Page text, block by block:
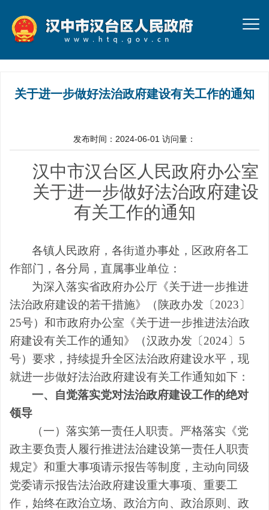
关于进一步做好法治政府建设有关工作的通知
发布时间：2024-06-01 访问量：
汉中市汉台区人民政府办公室
关于进一步做好法治政府建设
有关工作的通知
各镇人民政府，各街道办事处，区政府各工
作部门，各分局，直属事业单位：
为深入落实省政府办公厅 《关于进一步推进
法治政府建设的若干措施》
（ 陕政办发〔 2023 〕
25号） 和市政府办公室 《关于进一步推进法治政
府建设有关工作的通知》 （汉政办发〔 2024〕 5
号） 要求， 持续提升全 区法治政府建设水平， 现
就进一步做好法治政府建设有关工作通知如下：
一、 自觉落实党对法治政府建设工作的绝对
领导
（一）落实第一责任人职责。 严格落实《党
政主要负责人履行推进法治建设第一责任人职责
规定》和重大事项请示报告等制度，主动向同级
党委请示报告法治政府建设重大事项、重要工
作，始终在政治立场、政治方向、政治原则、政